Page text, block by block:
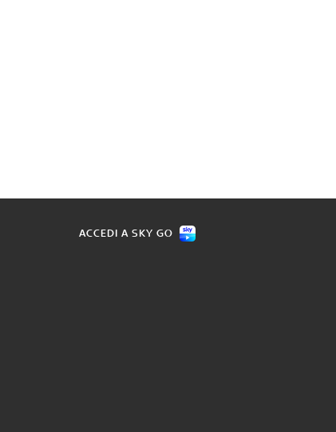
ACCEDI A SKY GO